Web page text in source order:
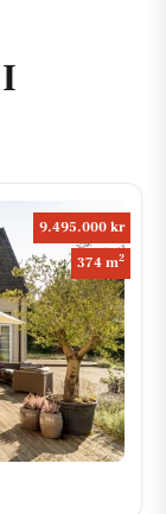
9.495.000 kr
374 m2